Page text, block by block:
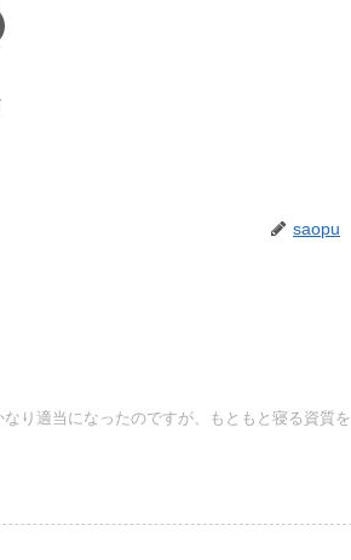
saopu
り適当になったのですが、もともと寝る資質を